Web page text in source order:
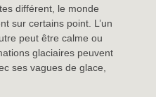
différent, le monde
sur certains point. L’un
peut être calme ou
glaciaires peuvent
ses vagues de glace,